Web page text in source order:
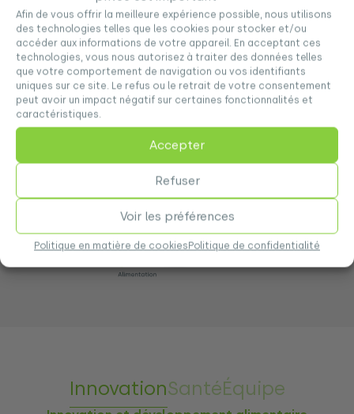
Afin de vous offrir la meilleure expérience possible, nous utilisons
des technologies telles que les cookies pour stocker et/ou
accéder aux informations de votre appareil. En acceptant ces
technologies, vous nous autorisez à traiter des données telles
que votre comportement de navigation ou vos identifiants
uniques sur ce site. Le refus ou le retrait de votre consentement
peut avoir un impact négatif sur certaines fonctionnalités et
caractéristiques.
Accepter
Refuser
Voir les préférences
Politique en matière de cookiesPolitique de confidentialité
De plus, nous misons
production qui permettent d’améliorer
l’efficacité industrielle
la qualité du produit ni la sécurité alimentaire.
La durabilité passe également par l’innovation
et la capacité às’adapter aux nouveaux
besoinsdu secteur alimentaire et des
InnovationSantéÉquipe